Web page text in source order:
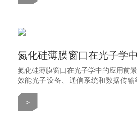
氮化硅薄膜窗口在光子学
氮化硅薄膜窗口在光子学中的应用前
效能光子设备、通信系统和数据传输
想材料。本文介绍了氮化硅薄膜在光
>